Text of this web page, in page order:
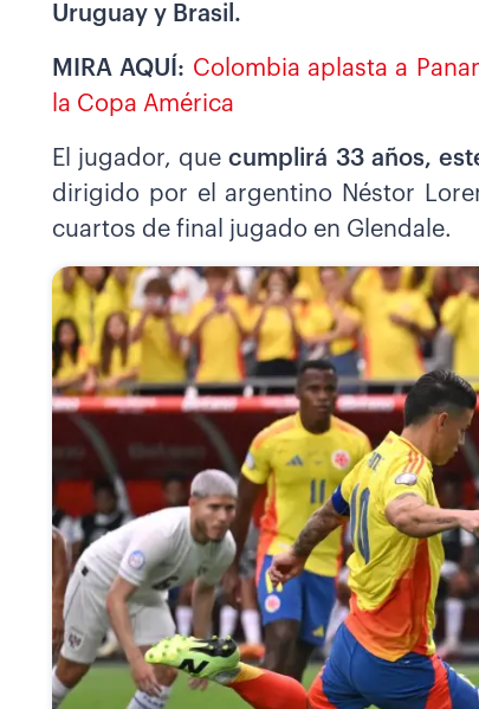
Uruguay y Brasil.
MIRA AQUÍ: Colombia aplasta a
la Copa América
El jugador, quecumplirá 33 años,
dirigido por el argentino Néstor
cuartos de final jugado en Glendale.